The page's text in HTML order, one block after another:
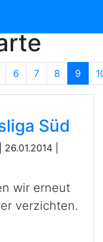
6 7 8 9
Süd
26.01.2014
wir erneut
verzichten.